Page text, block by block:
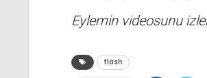
Eylemin videosunu
flash